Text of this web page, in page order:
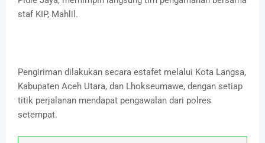
staf KIP, Mahlil.
Pengiriman dilakukan secara estafet melalui Kota Langsa,
Kabupaten Aceh Utara, dan Lhokseumawe, dengan setiap
titik perjalanan mendapat pengawalan dari polres
setempat.